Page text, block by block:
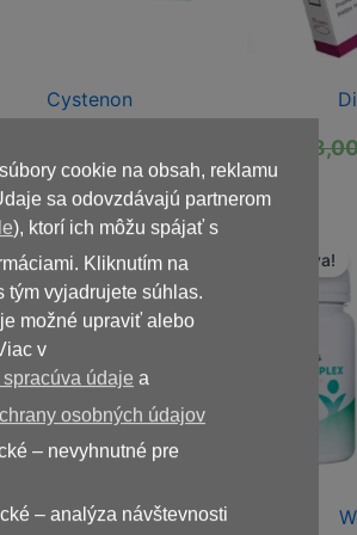
cookie na obsah, reklamu
sa odovzdávajú partnerom
), ktorí ich môžu spájať s
Kliknutím na
tým vyjadrujete súhlas.
možné upraviť alebo
v
údaje a
osobných údajov
pre fungovanie
– nevyhnutné pre
návštevnosti
– analýza návštevnosti
Cystenon
cena
bola:
78,00 €.
cena
je:
39,00 €.
Novinka
DiaformRX
Zľava!